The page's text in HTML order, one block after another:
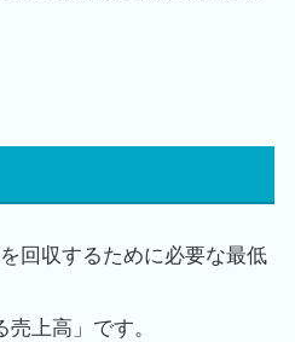
回収するために必要な最低
売上高」です。